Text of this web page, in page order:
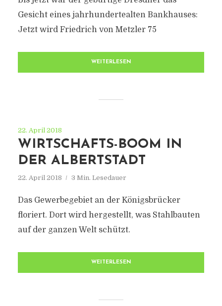
Gesicht eines jahrhundertealten Bankhauses:
Jetzt wird Friedrich von Metzler 75
WEITERLESEN
22. April 2018
WIRTSCHAFTS-BOOM IN
DER ALBERTSTADT
22. April 2018 3 Min. Lesedauer
Das Gewerbegebiet an der Königsbrücker
floriert. Dort wird hergestellt, was Stahlbauten
auf der ganzen Welt schützt.
WEITERLESEN